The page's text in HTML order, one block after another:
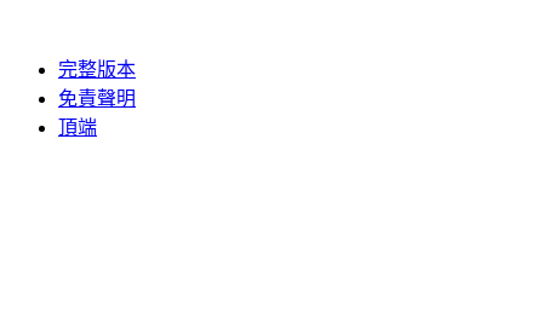
完整版本
免責聲明
頂端